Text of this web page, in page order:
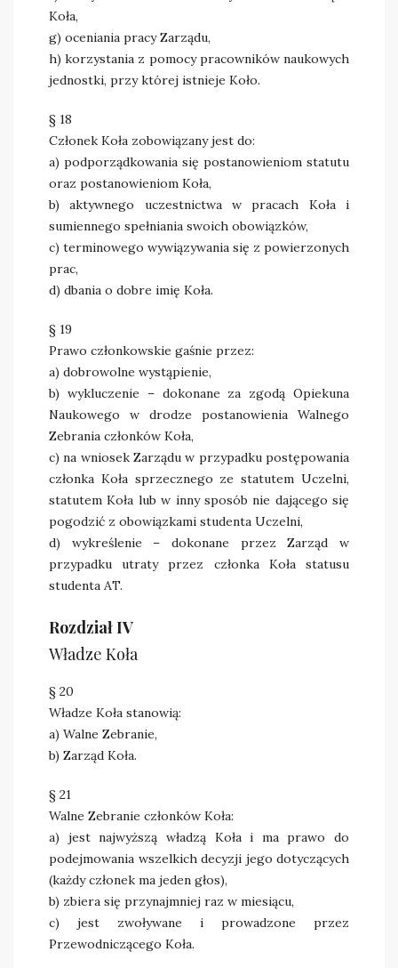
Koła,
g) oceniania pracy Zarządu,
h) korzystania z pomocy pracowników naukowych
jednostki, przy której istnieje Koło.
§ 18
Członek Koła zobowiązany jest do:
a) podporządkowania się postanowieniom statutu
oraz postanowieniom Koła,
b) aktywnego uczestnictwa w pracach Koła i
sumiennego spełniania swoich obowiązków,
c) terminowego wywiązywania się z powierzonych
prac,
d) dbania o dobre imię Koła.
§ 19
Prawo członkowskie gaśnie przez:
a) dobrowolne wystąpienie,
b) wykluczenie – dokonane za zgodą Opiekuna
Naukowego w drodze postanowienia Walnego
Zebrania członków Koła,
c) na wniosek Zarządu w przypadku postępowania
członka Koła sprzecznego ze statutem Uczelni,
statutem Koła lub w inny sposób nie dającego się
pogodzić z obowiązkami studenta Uczelni,
d) wykreślenie – dokonane przez Zarząd w
przypadku utraty przez członka Koła statusu
studenta AT.
Rozdział IV
Władze Koła
§ 20
Władze Koła stanowią:
a) Walne Zebranie,
b) Zarząd Koła.
§ 21
Walne Zebranie członków Koła:
a) jest najwyższą władzą Koła i ma prawo do
podejmowania wszelkich decyzji jego dotyczących
(każdy członek ma jeden głos),
b) zbiera się przynajmniej raz w miesiącu,
c) jest zwoływane i prowadzone przez
Przewodniczącego Koła.